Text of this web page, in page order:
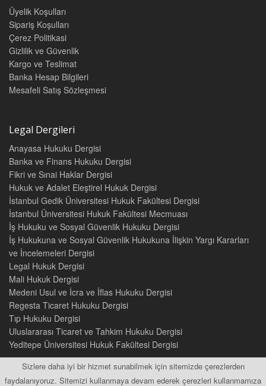
Sizlere daha iyi bir hizmet sunabilmek için sitemizde çerezlerden
faydalanıyoruz. Sitemizi kullanmaya devam ederek çerezleri kullanmamıza
Üyelik Koşulları
Sipariş Koşulları
Çerez Politikasi
Gizlilik ve Güvenlik
Kargo ve Teslimat
Banka Hesap Bilgileri
Mesafeli Satış Sözleşmesi
Legal Dergileri
Anayasa Hukuku Dergisi
Banka ve Finans Hukuku Dergisi
Fikri ve Sınai Haklar Dergisi
Hukuk ve Adalet Eleştirel Hukuk Dergisi
İstanbul Gedik Üniversitesi Hukuk Fakültesi Dergisi
İstanbul Üniversitesi Hukuk Fakültesi Mecmuası
İş Hukuku ve Sosyal Güvenlik Hukuku Dergisi
İş Hukukuna ve Sosyal Güvenlik Hukukuna İlişkin Yargı Kararları
ve İncelemeleri Dergisi
Legal Hukuk Dergisi
Mali Hukuk Dergisi
Medeni Usul ve İcra ve İflas Hukuku Dergisi
Regesta Ticaret Hukuku Dergisi
Tıp Hukuku Dergisi
Uluslararası Ticaret ve Tahkim Hukuku Dergisi
Yeditepe Üniversitesi Hukuk Fakültesi Dergisi